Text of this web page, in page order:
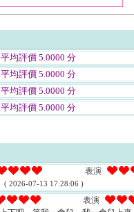
平均評價 5.0000 分
平均評價 5.0000 分
平均評價 5.0000 分
平均評價 5.0000 分
表演
( 2026-07-13 17:28:06 )
表演